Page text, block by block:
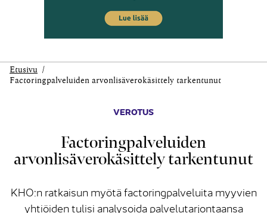
Etusivu
Factoringpalveluiden arvonlisäverokäsittely tarkentunut
VEROTUS
Factoringpalveluiden
arvonlisäverokäsittely tarkentunut
KHO:n ratkaisun myötä factoringpalveluita myyvien
yhtiöiden tulisi analysoida palvelutarjontaansa